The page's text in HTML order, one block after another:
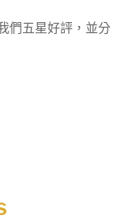
們五星好評，並分